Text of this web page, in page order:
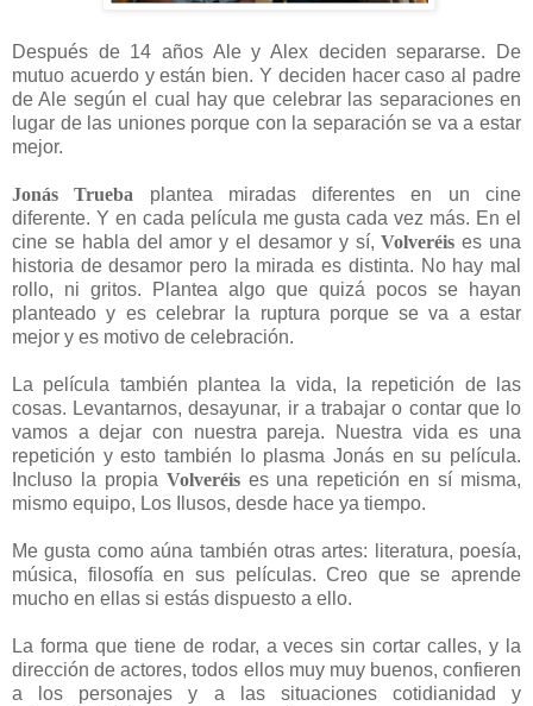
Después de 14 años Ale y Alex deciden separarse. De
mutuo acuerdo y están bien. Y deciden hacer caso al padre
de Ale según el cual hay que celebrar las separaciones en
lugar de las uniones porque con la separación se va a estar
mejor.
Jonás Trueba plantea miradas diferentes en un cine
diferente. Y en cada película me gusta cada vez más. En el
cine se habla del amor y el desamor y sí,Volveréis es una
historia de desamor pero la mirada es distinta. No hay mal
rollo, ni gritos. Plantea algo que quizá pocos se hayan
planteado y es celebrar la ruptura porque se va a estar
mejor y es motivo de celebración.
La película también plantea la vida, la repetición de las
cosas. Levantarnos, desayunar, ir a trabajar o contar que lo
vamos a dejar con nuestra pareja. Nuestra vida es una
repetición y esto también lo plasma Jonás en su película.
Incluso la propia Volveréises una repetición en sí misma,
mismo equipo, Los Ilusos, desde hace ya tiempo.
Me gusta como aúna también otras artes: literatura, poesía,
música, filosofía en sus películas. Creo que se aprende
mucho en ellas si estás dispuesto a ello.
La forma que tiene de rodar, a veces sin cortar calles, y la
dirección de actores, todos ellos muy muy buenos, confieren
a los personajes y a las situaciones cotidianidad y